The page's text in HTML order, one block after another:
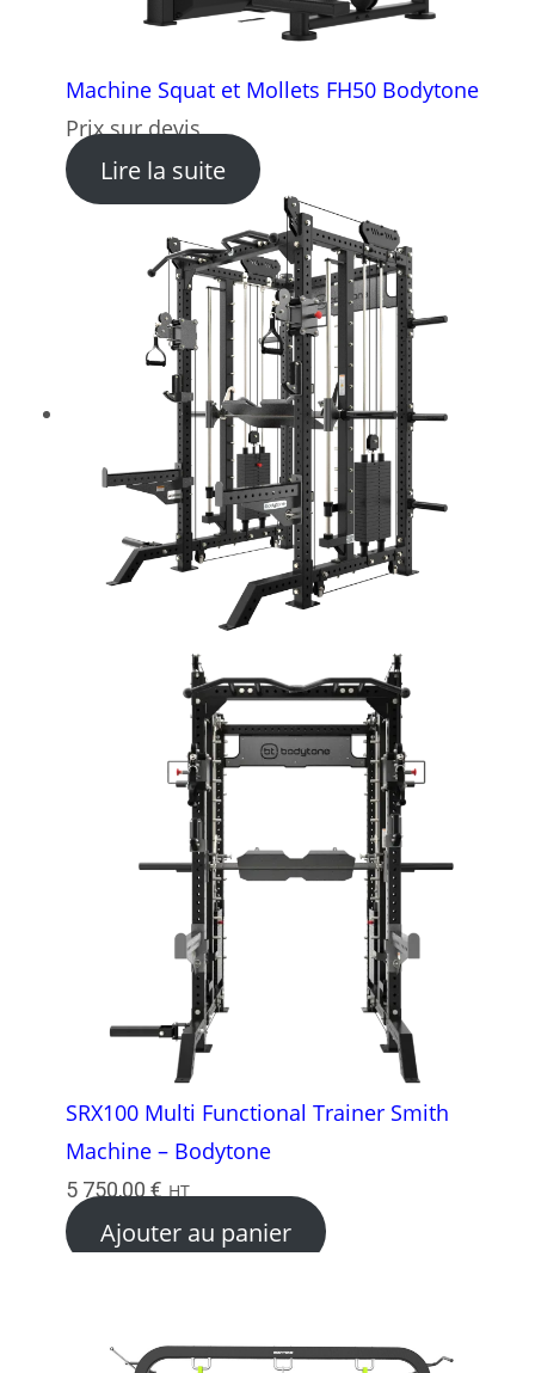
Machine Squat et Mollets FH50 Bodytone
Prix sur devis
Lire la suite: Machine Squat et Mollets
SRX100 Multi Functional Trainer Smith
Machine – Bodytone
5 750,00 € HT
Ajouter au panier